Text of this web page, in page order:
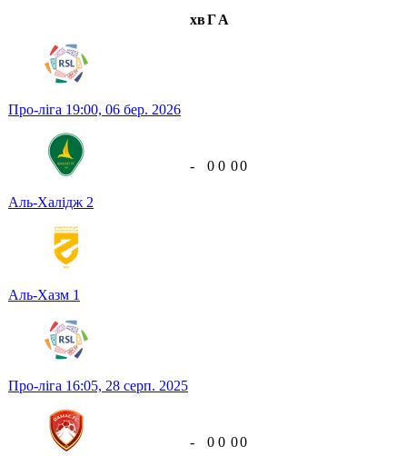
хвГА
Про-ліга 19:00, 06 бер. 2026
Аль-Халідж 2
Аль-Хазм 1
- 0 0 00
Про-ліга 16:05, 28 серп. 2025
- 0 0 00